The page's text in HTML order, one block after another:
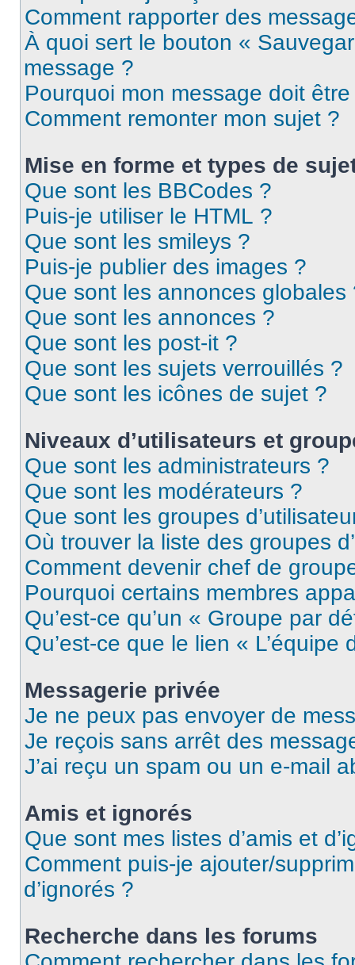
Comment rapporter des
À quoi sert le bouton «
message ?
Pourquoi mon message doit
Comment remonter mon sujet ?
Mise en forme et types de
Que sont les BBCodes ?
Puis-je utiliser le HTML ?
Que sont les smileys ?
Puis-je publier des images ?
Que sont les annonces globales
Que sont les annonces ?
Que sont les post-it ?
Que sont les sujets verrouillés ?
Que sont les icônes de sujet ?
Niveaux d’utilisateurs et
Que sont les administrateurs ?
Que sont les modérateurs ?
Que sont les groupes
Où trouver la liste des groupes
Comment devenir chef de
Pourquoi certains membres
Qu’est-ce qu’un « Groupe par
Qu’est-ce que le lien « L’équipe
Messagerie privée
Je ne peux pas envoyer de
Je reçois sans arrêt des
J’ai reçu un spam ou un e-mail
Amis et ignorés
Que sont mes listes d’amis et
Comment puis-je ajouter/
d’ignorés ?
Recherche dans les forums